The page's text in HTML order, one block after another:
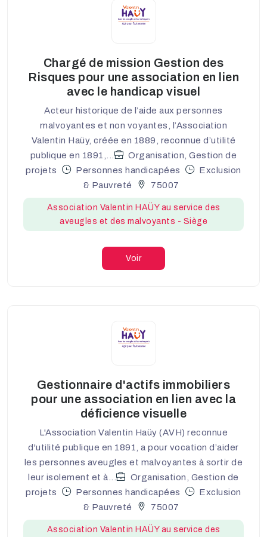
Chargé de mission Gestion des
Risques pour une association en lien
avec le handicap visuel
Acteur historique de l’aide aux personnes
malvoyantes et non voyantes, l’Association
Valentin Haüy, créée en 1889, reconnue d’utilité
publique en 1891,...
Organisation, Gestion de
projets
Personnes handicapées
Exclusion
& Pauvreté
75007
Association Valentin HAÜY au service des
aveugles et des malvoyants - Siège
Voir
Gestionnaire d'actifs immobiliers
pour une association en lien avec la
déficience visuelle
L'Association Valentin Haüy (AVH) reconnue
d'utilité publique en 1891, a pour vocation d’aider
les personnes aveugles et malvoyantes à sortir de
leur isolement et à...
Organisation, Gestion de
projets
Personnes handicapées
Exclusion
& Pauvreté
75007
Association Valentin HAÜY au service des